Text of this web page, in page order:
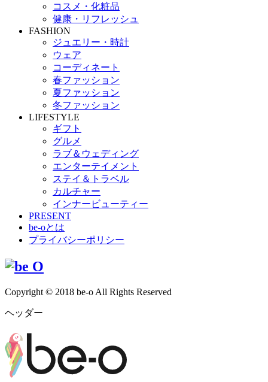
コスメ・化粧品
健康・リフレッシュ
FASHION
ジュエリー・時計
ウェア
コーディネート
春ファッション
夏ファッション
冬ファッション
LIFESTYLE
ギフト
グルメ
ラブ＆ウェディング
エンターテイメント
ステイ＆トラベル
カルチャー
インナービューティー
PRESENT
be-oとは
プライバシーポリシー
Copyright © 2018 be-o All Rights Reserved
ヘッダー